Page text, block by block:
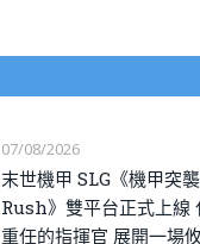
07/08/2026
末世機甲 SLG《機甲突
Rush》雙平台正式上線
重任的指揮官 展開一場